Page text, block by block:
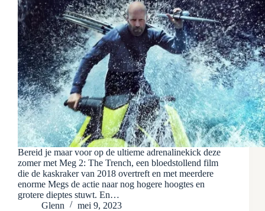
Bereid je maar voor op de ultieme adrenalinekick deze
zomer met Meg 2: The Trench, een bloedstollend film
die de kaskraker van 2018 overtreft en met meerdere
enorme Megs de actie naar nog hogere hoogtes en
grotere dieptes stuwt. En…
Glenn
mei 9, 2023